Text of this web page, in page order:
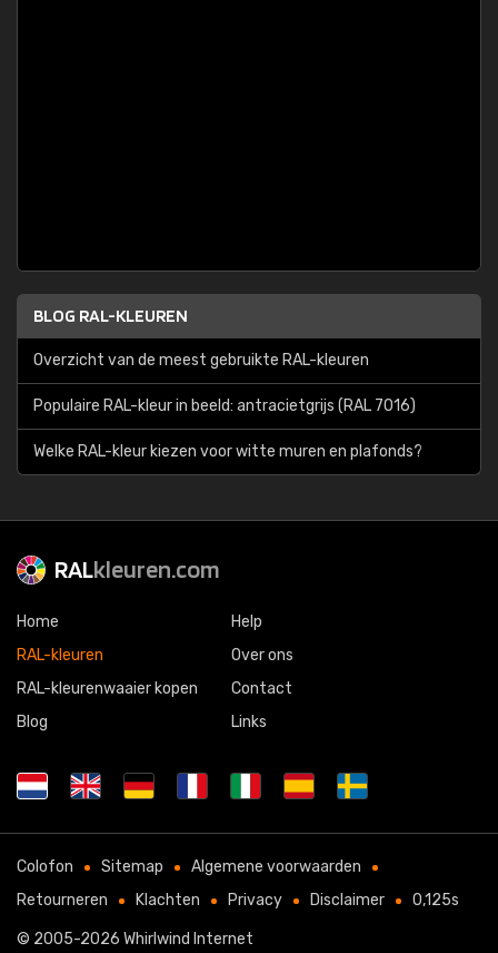
BLOG RAL-KLEUREN
Overzicht van de meest gebruikte RAL-kleuren
Populaire RAL-kleur in beeld: antracietgrijs (RAL 7016)
Welke RAL-kleur kiezen voor witte muren en plafonds?
RALkleuren.com
Home
RAL-kleuren
RAL-kleurenwaaier kopen
Blog
Help
Over ons
Contact
Links
Colofon Sitemap
Algemene voorwaarden
Retourneren
Klachten Privacy Disclaimer 0,125s
© 2005-2026 Whirlwind Internet